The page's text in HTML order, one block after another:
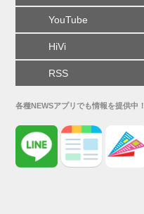
YouTube
HiVi
RSS
各種NEWSアプリでも情報を提供中！